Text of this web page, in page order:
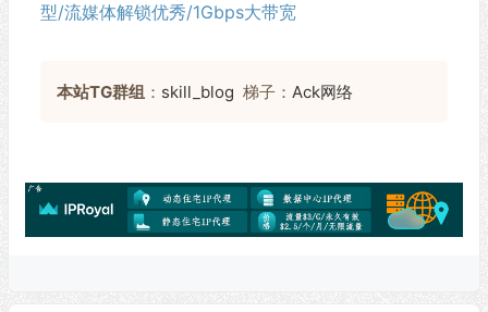
型/流媒体解锁优秀/1Gbps大带宽
本站TG群组： skill_blog 梯子： Ack网络